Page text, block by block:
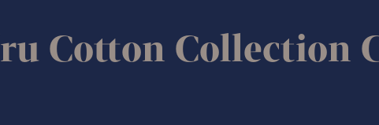
Cotton Collection